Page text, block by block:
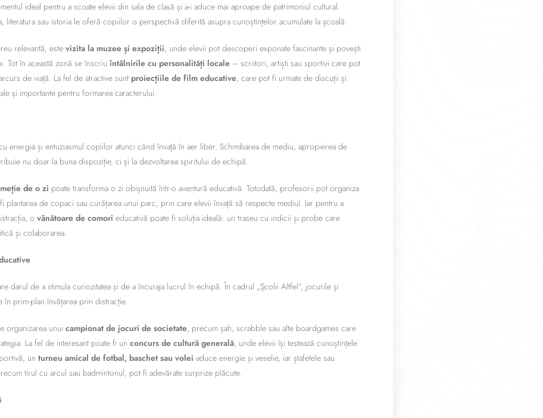
ideal pentru a scoate elevii din sala de clasă și a-i aduce mai aproape de patrimoniul cultural.
literatura sau istoria le oferă copiilor o perspectivă diferită asupra cunoștințelor acumulate la școală.
relevantă, este vizita la muzee și expoziții, unde elevii pot descoperi exponate fascinante și povești
Tot în această zonă se înscriuîntâlnirile cu personalități locale – scriitori, artiști sau sportivi care pot
de viață. La fel de atractive sunt proiecțiile de film educative, care pot fi urmate de discuții și
și importante pentru formarea caracterului.
energia și entuziasmul copiilor atunci când învață în aer liber. Schimbarea de mediu, apropierea de
nu doar la buna dispoziție, ci și la dezvoltarea spiritului de echipă.
de o zi poate transforma o zi obișnuită într-o aventură educativă. Totodată, profesorii pot organiza
plantarea de copaci sau curățarea unui parc, prin care elevii învață să respecte mediul. Iar pentru a
o vânătoare de comori educativă poate fi soluția ideală: un traseu cu indicii și probe care
și colaborarea.
darul de a stimula curiozitatea și de a încuraja lucrul în echipă. În cadrul „Școlii Altfel”, jocurile și
prim-plan învățarea prin distracție.
organizarea unui campionat de jocuri de societate, precum șah, scrabble sau alte boardgames care
La fel de interesant poate fi un concurs de cultură generală, unde elevii își testează cunoștințele
un turneu amical de fotbal, baschet sau volei aduce energie și veselie, iar ștafetele sau
tirul cu arcul sau badmintonul, pot fi adevărate surprize plăcute.